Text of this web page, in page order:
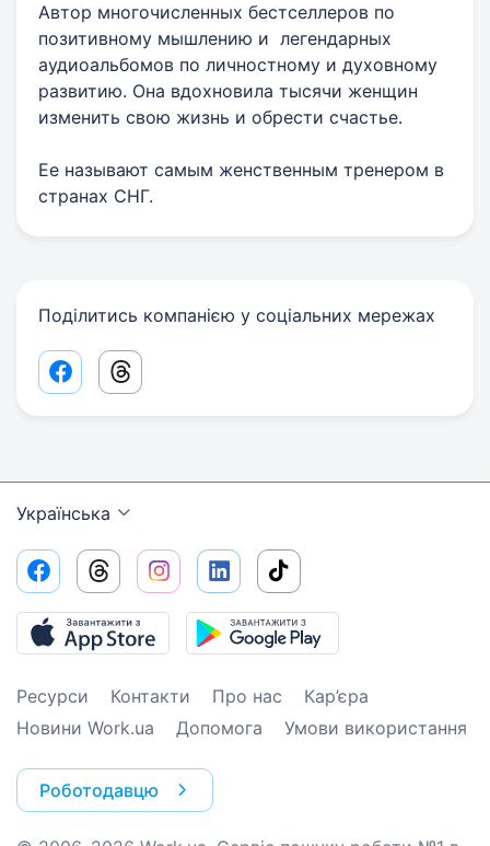
Автор многочисленных бестселлеров по
позитивному мышлению и легендарных
аудиоальбомов по личностному и духовному
развитию. Она вдохновила тысячи женщин
изменить свою жизнь и обрести счастье.
Ее называют самым женственным тренером в
странах СНГ.
Поділитись компанією у соціальних мережах
Facebook share link
Threads share link
Українська
Ресурси Контакти Про нас
Кар’єра
Новини Work.ua
Допомога Умови використання
Роботодавцю